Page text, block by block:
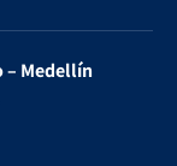
– Medellín